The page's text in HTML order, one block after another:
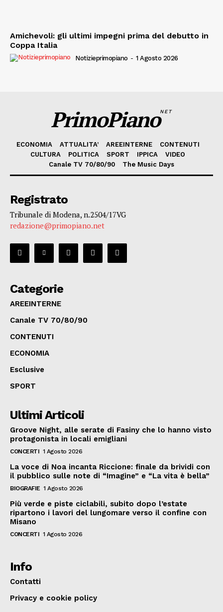
Amichevoli: gli ultimi impegni prima del debutto in
Coppa Italia
Notizieprimopiano - 1 Agosto 2026
PrimoPianoNET
ECONOMIA ATTUALITA’ AREEINTERNE
CONTENUTI
CULTURA
POLITICA SPORT IPPICA
VIDEO
Canale TV 70/80/90
The Music Days
Registrato
Tribunale di Modena, n.2504/17VG
redazione@primopiano.net
Categorie
AREEINTERNE
Canale TV 70/80/90
CONTENUTI
ECONOMIA
Esclusive
SPORT
Ultimi Articoli
Groove Night, alle serate di Fasiny che lo hanno visto
protagonista in locali emigliani
CONCERTI 1 Agosto 2026
La voce di Noa incanta Riccione: finale da brividi con
il pubblico sulle note di “Imagine” e “La vita è bella”
BIOGRAFIE 1 Agosto 2026
Più verde e piste ciclabili, subito dopo l’estate
ripartono i lavori del lungomare verso il confine con
Misano
CONCERTI 1 Agosto 2026
Info
Contatti
Privacy e cookie policy